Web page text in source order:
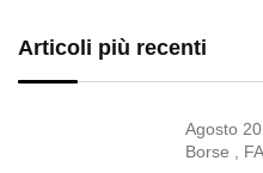
Articoli più recenti
Agosto
Borse